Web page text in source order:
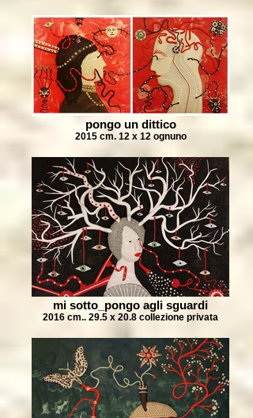
pongo un dittico
2015 cm. 12 x 12 ognuno
mi sotto_pongo agli sguardi
2016 cm.. 29.5 x 20.8 collezione privata